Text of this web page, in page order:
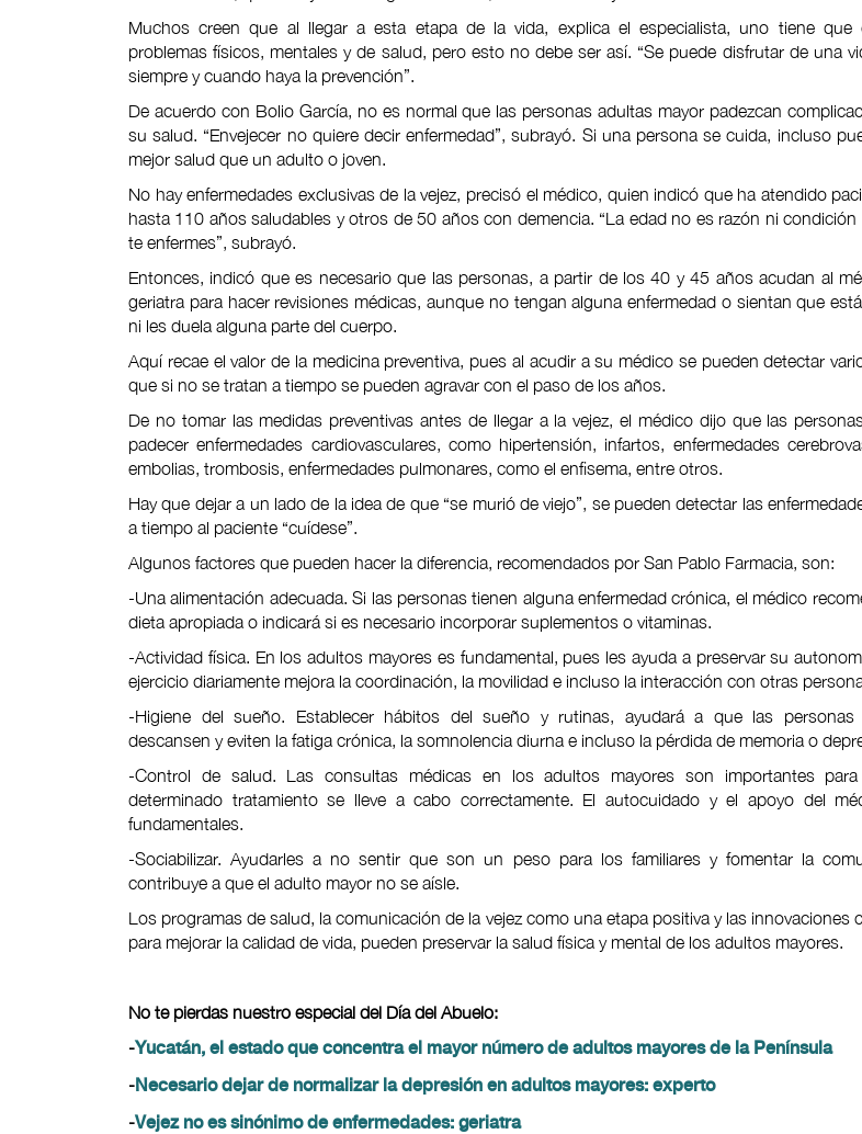
Muchos creen que al llegar a esta etapa de la vida, explica el especialista, uno tiene que
problemas físicos, mentales y de salud, pero esto no debe ser así. “Se puede disfrutar de una
siempre y cuando haya la prevención”.
De acuerdo con Bolio García, no es normal que las personas adultas mayor padezcan
su salud. “Envejecer no quiere decir enfermedad”, subrayó. Si una persona se cuida, incluso
mejor salud que un adulto o joven.
No hay enfermedades exclusivas de la vejez, precisó el médico, quien indicó que ha atendido
hasta 110 años saludables y otros de 50 años con demencia. “La edad no es razón ni condición
te enfermes”, subrayó.
Entonces, indicó que es necesario que las personas, a partir de los 40 y 45 años acudan al
geriatra para hacer revisiones médicas, aunque no tengan alguna enfermedad o sientan que
ni les duela alguna parte del cuerpo.
Aquí recae el valor de la medicina preventiva, pues al acudir a su médico se pueden detectar
que si no se tratan a tiempo se pueden agravar con el paso de los años.
De no tomar las medidas preventivas antes de llegar a la vejez, el médico dijo que las
padecer enfermedades cardiovasculares, como hipertensión, infartos, enfermedades
embolias, trombosis, enfermedades pulmonares, como el enfisema, entre otros.
Hay que dejar a un lado de la idea de que “se murió de viejo”, se pueden detectar las
a tiempo al paciente “cuídese”.
Algunos factores que pueden hacer la diferencia, recomendados por San Pablo Farmacia, son:
-Una alimentación adecuada. Si las personas tienen alguna enfermedad crónica, el médico
dieta apropiada o indicará si es necesario incorporar suplementos o vitaminas.
-Actividad física. En los adultos mayores es fundamental, pues les ayuda a preservar su
ejercicio diariamente mejora la coordinación, la movilidad e incluso la interacción con otras
-Higiene del sueño. Establecer hábitos del sueño y rutinas, ayudará a que las personas
descansen y eviten la fatiga crónica, la somnolencia diurna e incluso la pérdida de memoria o
-Control de salud. Las consultas médicas en los adultos mayores son importantes
determinado tratamiento se lleve a cabo correctamente. El autocuidado y el apoyo del
fundamentales.
-Sociabilizar. Ayudarles a no sentir que son un peso para los familiares y fomentar la
contribuye a que el adulto mayor no se aísle.
Los programas de salud, la comunicación de la vejez como una etapa positiva y las innovaciones
para mejorar la calidad de vida, pueden preservar la salud física y mental de los adultos mayores.
No te pierdas nuestro especial del Día del Abuelo:
-Yucatán, el estado que concentra el mayor número de adultos mayores de la Península
-Necesario dejar de normalizar la depresión en adultos mayores: experto
-Vejez no es sinónimo de enfermedades: geriatra